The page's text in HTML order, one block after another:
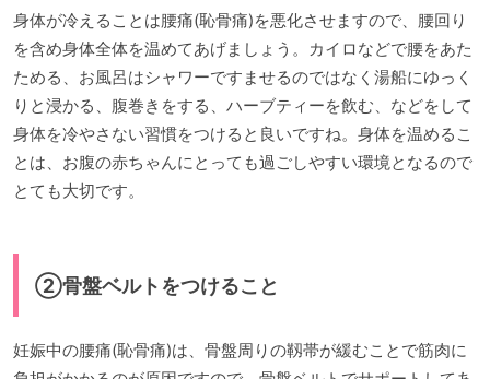
身体が冷えることは腰痛(恥骨痛)を悪化させますので、腰回り
を含め身体全体を温めてあげましょう。カイロなどで腰をあた
ためる、お風呂はシャワーですませるのではなく湯船にゆっく
りと浸かる、腹巻きをする、ハーブティーを飲む、などをして
身体を冷やさない習慣をつけると良いですね。身体を温めるこ
とは、お腹の赤ちゃんにとっても過ごしやすい環境となるので
とても大切です。
②骨盤ベルトをつけること
妊娠中の腰痛(恥骨痛)は、骨盤周りの靱帯が緩むことで筋肉に